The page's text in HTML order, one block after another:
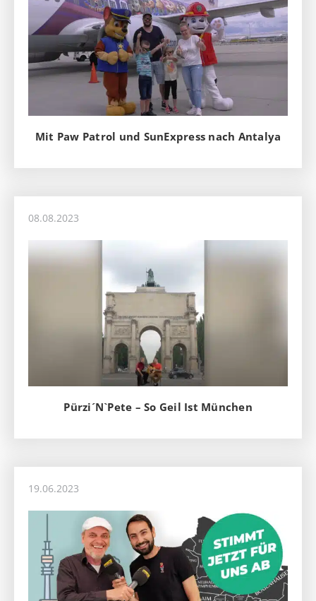
Mit Paw Patrol und SunExpress nach Antalya
08.08.2023
Pürzi´N`Pete – So Geil Ist München
19.06.2023